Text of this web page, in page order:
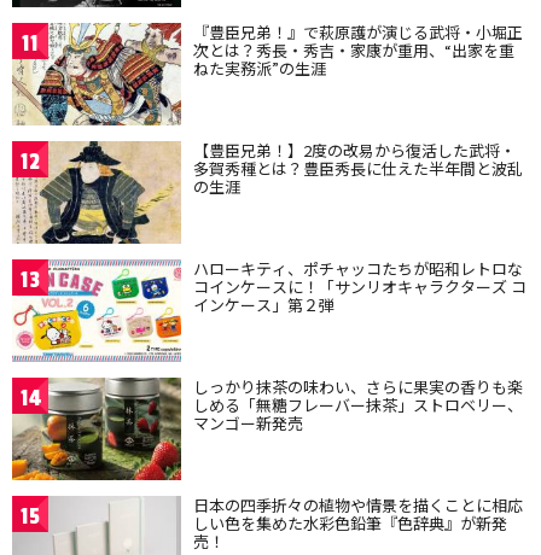
11 『豊臣兄弟！』で萩原護が演じる武将・小堀正
次とは？秀長・秀吉・家康が重用、“出家を重
ねた実務派”の生涯
12 【豊臣兄弟！】2度の改易から復活した武将・
多賀秀種とは？豊臣秀長に仕えた半年間と波乱
の生涯
13 ハローキティ、ポチャッコたちが昭和レトロな
コインケースに！「サンリオキャラクターズ コ
インケース」第２弾
14 しっかり抹茶の味わい、さらに果実の香りも楽
しめる「無糖フレーバー抹茶」ストロベリー、
マンゴー新発売
15 日本の四季折々の植物や情景を描くことに相応
しい色を集めた水彩色鉛筆『色辞典』が新発
売！